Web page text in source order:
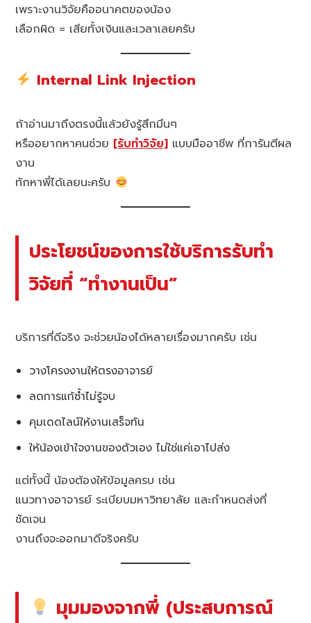
เพราะงานวิจัยคืออนาคตของน้อง
เลือกผิด = เสียทั้งเงินและเวลาเลยครับ
Internal Link Injection
ถ้าอ่านมาถึงตรงนี้แล้วยังรู้สึกมึนๆ
หรืออยากหาคนช่วย [รับทำวิจัย] แบบมืออาชีพ ที่การันตีผล
งาน
ทักหาพี่ได้เลยนะครับ
ประโยชน์ของการใช้บริการรับทำ
วิจัยที่ “ทำงานเป็น”
บริการที่ดีจริง จะช่วยน้องได้หลายเรื่องมากครับ เช่น
วางโครงงานให้ตรงอาจารย์
ลดการแก้ซ้ำไม่รู้จบ
คุมเดดไลน์ให้งานเสร็จทัน
ให้น้องเข้าใจงานของตัวเอง ไม่ใช่แค่เอาไปส่ง
แต่ทั้งนี้ น้องต้องให้ข้อมูลครบ เช่น
แนวทางอาจารย์ ระเบียบมหาวิทยาลัย และกำหนดส่งที่
ชัดเจน
งานถึงจะออกมาดีจริงครับ
มุมมองจากพี่ (ประสบการณ์